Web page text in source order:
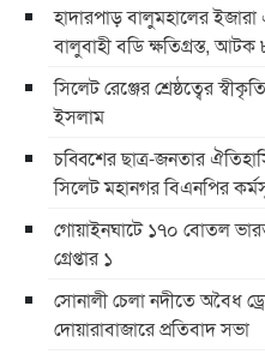
হাদারপাড় বালুমহালের
বালুবাহী বডি ক্ষতিগ্রস্ত, আটক
সিলেট রেঞ্জের শ্রেষ্ঠত্বের
ইসলাম
চব্বিশের ছাত্র-জনতার
সিলেট মহানগর বিএনপির
গোয়াইনঘাটে ১৭০ বোতল
গ্রেপ্তার ১
সোনালী চেলা নদীতে অবৈধ
দোয়ারাবাজারে প্রতিবাদ সভা